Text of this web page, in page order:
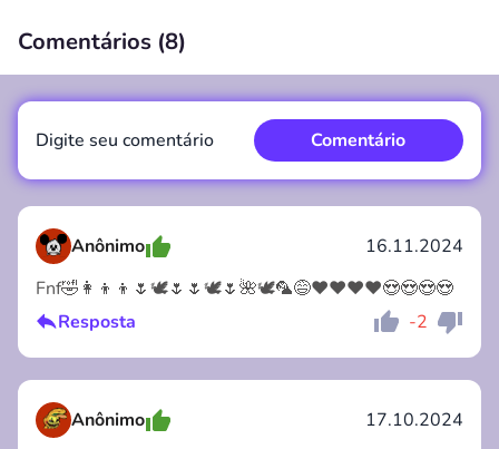
00:00 /
Comentários (8)
Anônimo
16.11.2024
Fnf🤣👩‍👦‍👦🌷🕊🌷🌷🕊🌷🌺🕊🦜😅♥️♥️♥️♥️😍😍😍😍
Resposta
-2
Anônimo
17.10.2024
Digite seu comentário Comentário
Cancelar Comentário